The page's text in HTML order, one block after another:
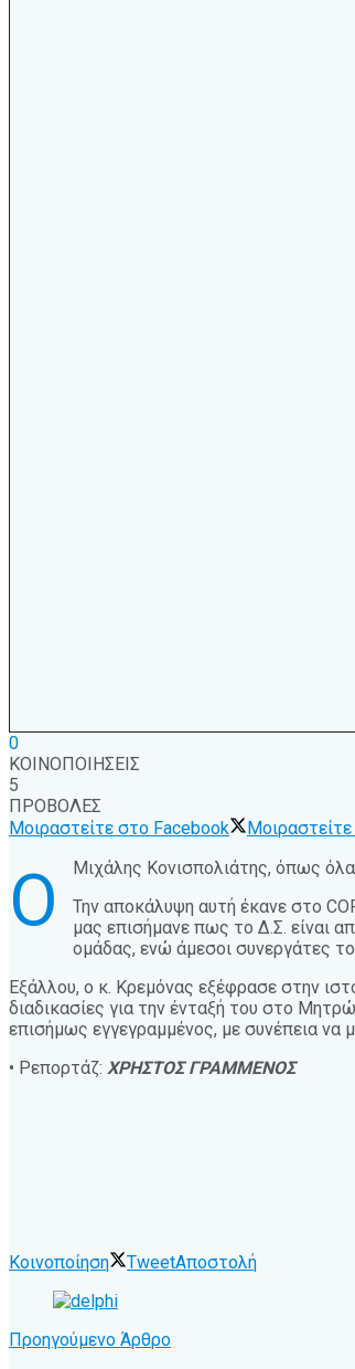
0
ΚΟΙΝΟΠΟΙΗΣΕΙΣ
5
ΠΡΟΒΟΛΕΣ
Μοιραστείτε στο Facebook
Ο
Μιχάλης Κονισπολιάτης, όπως
Την αποκάλυψη αυτή έκανε στο
μας επισήμανε πως το Δ.Σ. είναι
ομάδας, ενώ άμεσοι συνεργάτες
Εξάλλου, ο κ. Κρεμόνας εξέφρασε στην
διαδικασίες για την ένταξή του στο
επισήμως εγγεγραμμένος, με συνέπεια
• Ρεπορτάζ: ΧΡΗΣΤΟΣ ΓΡΑΜΜΕΝΟΣ
Κοινοποίηση TweetΑποστολή
Προηγούμενο Άρθρο